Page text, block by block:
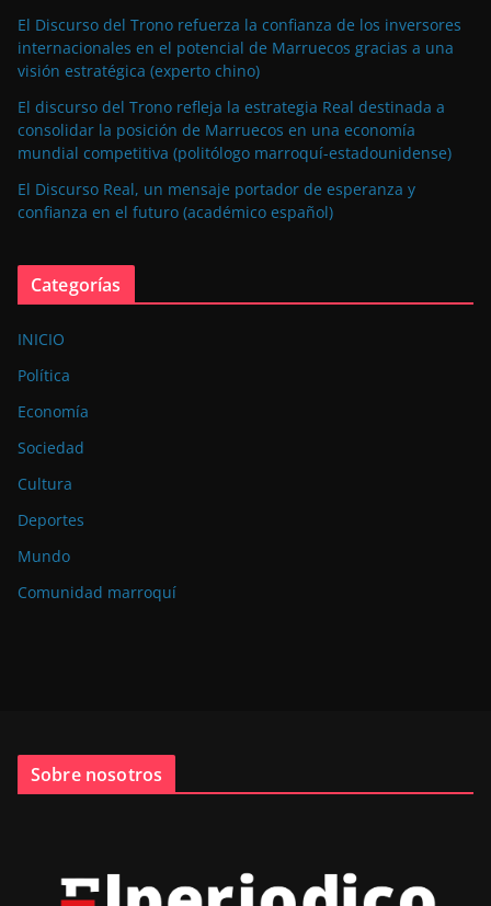
El Discurso del Trono refuerza la confianza de los inversores
internacionales en el potencial de Marruecos gracias a una
visión estratégica (experto chino)
El discurso del Trono refleja la estrategia Real destinada a
consolidar la posición de Marruecos en una economía
mundial competitiva (politólogo marroquí-estadounidense)
El Discurso Real, un mensaje portador de esperanza y
confianza en el futuro (académico español)
Categorías
INICIO
Política
Economía
Sociedad
Cultura
Deportes
Mundo
Comunidad marroquí
Sobre nosotros